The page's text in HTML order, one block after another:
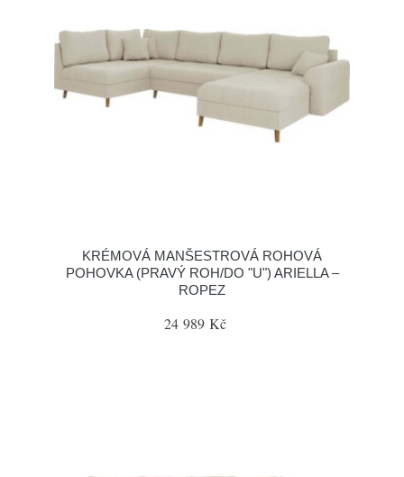
KRÉMOVÁ MANŠESTROVÁ ROHOVÁ
POHOVKA (PRAVÝ ROH/DO "U") ARIELLA –
ROPEZ
24 989 Kč